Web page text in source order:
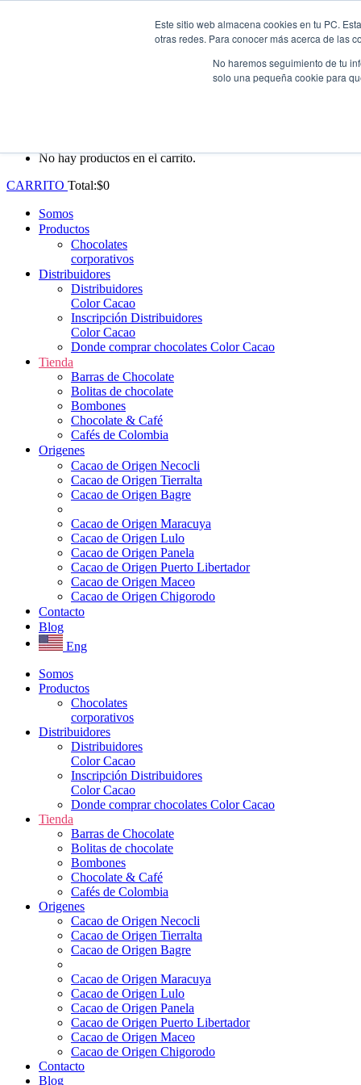
Este sitio web almacena cookies en tu PC.
otras redes. Para conocer más acerca de las
No haremos seguimiento de tu
solo una pequeña cookie para
Whatsapp: +57 (313) 552-3620 ventas@colorcacao.com
Envío gratis en Antioquia por compras superiores a $100.000.
No hay productos en el carrito.
CARRITO Total:$0
Somos
Productos
Chocolates
corporativos
Distribuidores
Distribuidores
Color Cacao
Inscripción Distribuidores
Color Cacao
Donde comprar chocolates Color Cacao
Tienda
Barras de Chocolate
Bolitas de chocolate
Bombones
Chocolate & Café
Cafés de Colombia
Origenes
Cacao de Origen Necocli
Cacao de Origen Tierralta
Cacao de Origen Bagre
Cacao de Origen Maracuya
Cacao de Origen Lulo
Cacao de Origen Panela
Cacao de Origen Puerto Libertador
Cacao de Origen Maceo
Cacao de Origen Chigorodo
Contacto
Blog
Eng
Somos
Productos
Chocolates
corporativos
Distribuidores
Distribuidores
Color Cacao
Inscripción Distribuidores
Color Cacao
Donde comprar chocolates Color Cacao
Tienda
Barras de Chocolate
Bolitas de chocolate
Bombones
Chocolate & Café
Cafés de Colombia
Origenes
Cacao de Origen Necocli
Cacao de Origen Tierralta
Cacao de Origen Bagre
Cacao de Origen Maracuya
Cacao de Origen Lulo
Cacao de Origen Panela
Cacao de Origen Puerto Libertador
Cacao de Origen Maceo
Cacao de Origen Chigorodo
Contacto
Blog